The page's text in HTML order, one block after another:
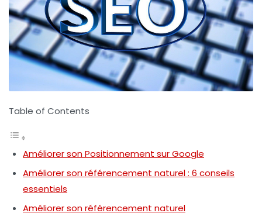
Table of Contents
Améliorer son Positionnement sur Google
Améliorer son référencement naturel : 6 conseils
essentiels
Améliorer son référencement naturel